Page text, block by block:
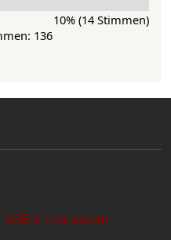
10% (14 Stimmen)
136
& Impressum